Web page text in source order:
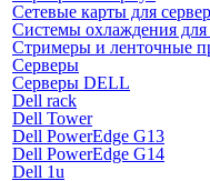
Сетевые карты для
Системы охлаждения для
Стримеры и ленточные
Серверы
Серверы DELL
Dell rack
Dell Tower
Dell PowerEdge G13
Dell PowerEdge G14
Dell 1u